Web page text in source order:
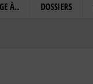
À.. DOSSIERS